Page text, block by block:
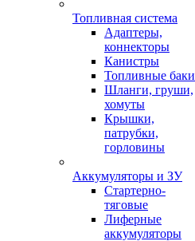
Топливная система
Адаптеры,
коннекторы
Канистры
Топливные баки
Шланги, груши,
хомуты
Крышки,
патрубки,
горловины
Аккумуляторы и ЗУ
Стартерно-
тяговые
Лиферные
аккумуляторы